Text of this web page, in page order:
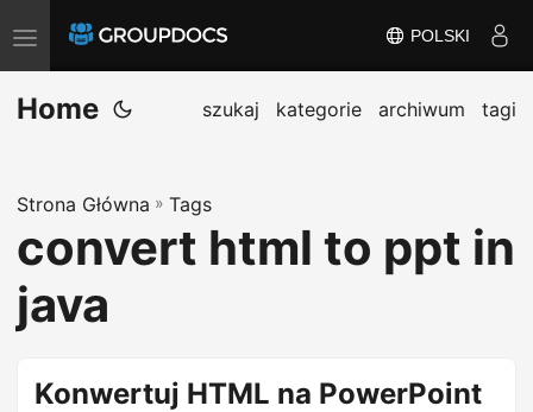
T
o
g
e
n
a
v
POLSKI
Home szukaj kategorie archiwum tagi
Strona Główna » Tags
convert html to ppt in
java
Konwertuj HTML na PowerPoint